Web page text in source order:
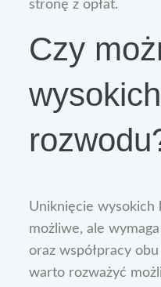
stronę z opłat.
Czy
Uniknięcie wysokich
możliwe, ale
oraz współpracy
warto rozważyć